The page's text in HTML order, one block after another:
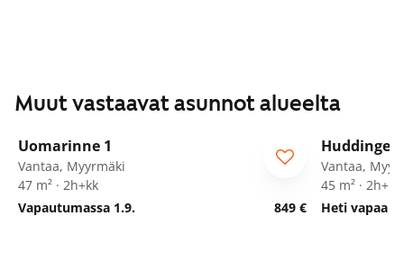
Muut vastaavat asunnot alueelta
Uomarinne 1
Vantaa, Myyrmäki
47 m² · 2h+kk
Vapautumassa 1.9.
849 €
ARA
Vantaa,
45 m² · 2h+kk
Heti vapaa